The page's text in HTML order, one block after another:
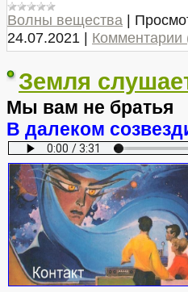
Волны вещества |
24.07.2021 | Комментарии
Земля
Мы вам не братья
В далеком